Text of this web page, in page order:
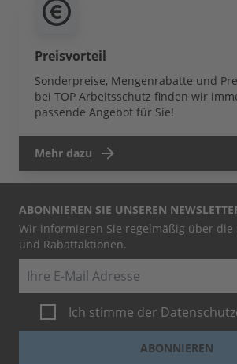
Preisvorteil
Sonderpreise, Mengenrabatte und
bei TOP Arbeitsschutz finden wir
passende Angebot für Sie!
Mehr dazu
ABONNIEREN SIE UNSEREN
Wir informieren Sie regelmäßig über die
und Rabattaktionen.
Ich stimme der
ABONNIEREN